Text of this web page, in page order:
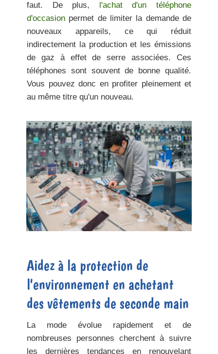
faut. De plus, l'achat d'un téléphone
d'occasion permet de limiter la demande de
nouveaux appareils, ce qui réduit
indirectement la production et les émissions
de gaz à effet de serre associées. Ces
téléphones sont souvent de bonne qualité.
Vous pouvez donc en profiter pleinement et
au même titre qu'un nouveau.
Aidez à la protection de
l'environnement en achetant
des vêtements de seconde main
La mode évolue rapidement et de
nombreuses personnes cherchent à suivre
les dernières tendances en renouvelant